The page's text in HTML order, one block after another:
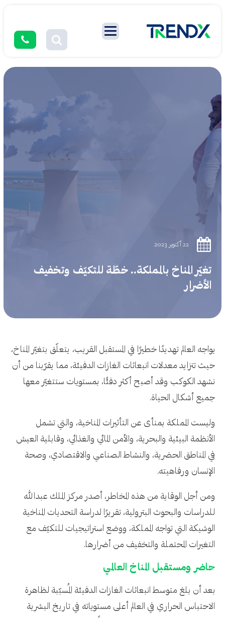
22 أكتوبر 2023
تغيّر المناخ بالمملكة.. خطّة للتكيّف وتخفيف
الأضرار
يواجه العالم تهديدًا خطيرًا في المستقبل القريب، يتعلّق بتغيّر المناخ،
حيث تتزايد معدلات انبعاثات الغازات الدفيئة، مما يقرّبنا من أن
نشهد الكوكب وقد أصبح أكثر دفئًا، بمستويات ستتغيّر معها
جميع أشكال الحياة.
وليست المملكة بمنأى عن التأثيرات المناخية، والتي تشمل
الأنظمة البيئية والبحرية، والأمن المائي والغذائي، وقابلية العيش
في المناطق الحضرية، والنشاط الصناعي والاقتصادي، وصحة
الإنسان ورفاهيته.
ومن أجل الوقاية من هذه المخاطر، أصدر مركز الملك عبدالله
للدراسات والبحوث البترولية، تقريرًا لدراسة التحديات المناخية
الوشيكة التي تواجه المملكة، ووضع استراتيجيات للتكيّف مع
التغيرات المحتملة والتخفيف من أضرارها.
حاضر ومستقبل المناخ العالمي
بعد أن بلغ متوسط انبعاثات الغازات الدفيئة المُسبّبة لظاهرة
الاحتباس الحراري في العالم أعلى مستوياته في تاريخ البشرية